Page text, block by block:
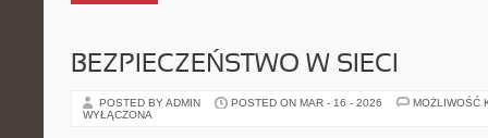
BEZPIECZEŃSTWO W SIECI
POSTED BY ADMIN POSTED ON MAR - 16 - 2026
MOŻLIWOŚĆ
WYŁĄCZONA